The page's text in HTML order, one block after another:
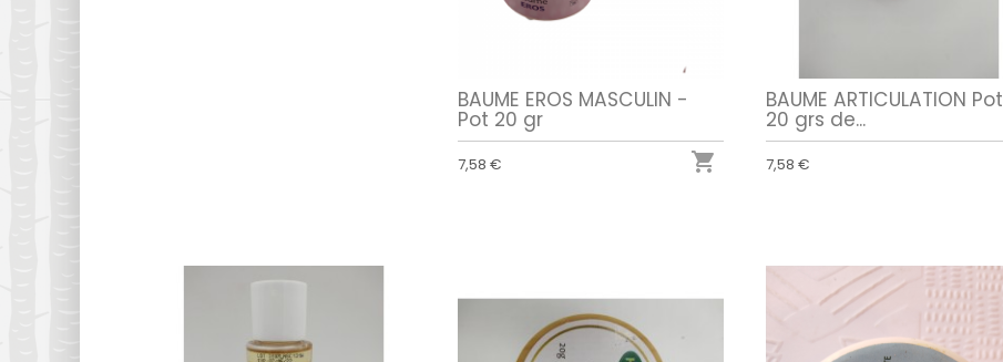
BAUME EROS MASCULIN -
Pot 20 gr
7,58 € 
BAUME ARTICULATION Pot
20 grs de...
7,58 €